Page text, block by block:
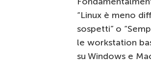
“Linux è meno
sospetti” o
le workstation
su Windows e